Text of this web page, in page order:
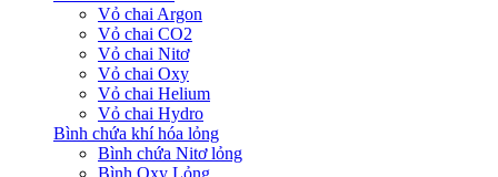
Vỏ chai Argon
Vỏ chai CO2
Vỏ chai Nitơ
Vỏ chai Oxy
Vỏ chai Helium
Vỏ chai Hydro
Bình chứa khí hóa lỏng
Bình chứa Nitơ lỏng
Bình Oxy Lỏng